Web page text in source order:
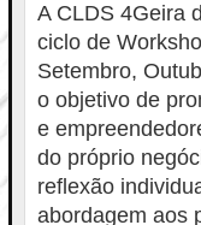
A CLDS 4Geira
ciclo de
Setembro,
o objetivo de
e
do próprio
reflexão
abordagem aos